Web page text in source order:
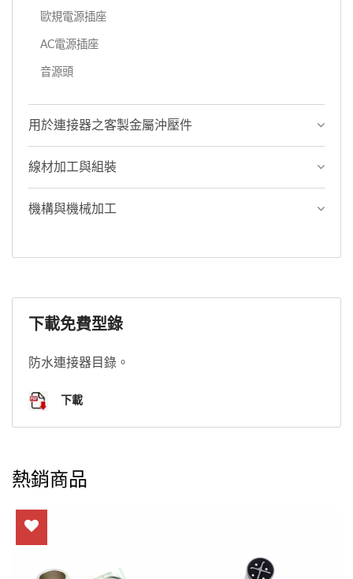
歐規電源插座
AC電源插座
音源頭
用於連接器之客製金屬沖壓件
線材加工與組裝
機構與機械加工
下載免費型錄
防水連接器目錄。
下載
熱銷商品